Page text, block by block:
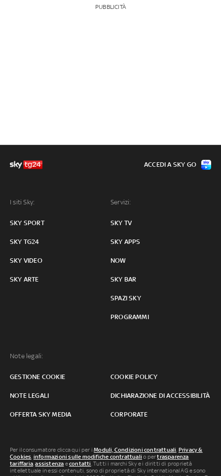
PUBBLICITÀ
I siti Sky:
SKY SPORT
SKY TG24
SKY VIDEO
SKY ARTE
Servizi:
SKY TV
SKY APPS
NOW
SKY BAR
SPAZI SKY
PROGRAMMI
Note legali:
GESTIONE COOKIE COOKIE POLICY
NOTE LEGALI DICHIARAZIONE DI ACCESSIBILITÀ
OFFERTA SKY MEDIA CORPORATE
ACCEDI A SKY GO
Per il consumatore clicca qui per iModuli, Condizioni contrattuali, Privacy &
Cookies, informazioni sulle modifiche contrattuali o pertrasparenza
tariffaria,assistenza econtatti. Tutti i marchi Sky e i diritti di proprietà
intellettuale in essi contenuti, sono di proprietà di Sky international AG e sono